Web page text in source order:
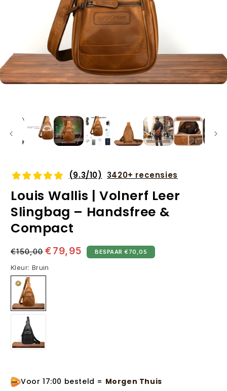
(9.3/10) 3420+ recensies
Louis Wallis | Volnerf Leer
Slingbag – Handsfree &
Compact
Normale
€150,00 Aanbiedingsprijs
€79,95 BESPAAR €70,05
Kleur: Bruin
Bruin
Voor 17:00 besteld = Morgen Thuis